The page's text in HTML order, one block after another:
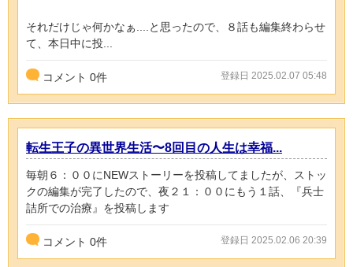
それだけじゃ何かなぁ....と思ったので、８話も編集終わらせ
て、本日中に投...
コメント 0件 登録日 2025.02.07 05:48
転生王子の異世界生活〜8回目の人生は幸福...
毎朝６：００にNEWストーリーを投稿してましたが、ストッ
クの編集が完了したので、夜２１：００にもう１話、『兵士
詰所での治療』を投稿します
コメント 0件 登録日 2025.02.06 20:39